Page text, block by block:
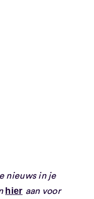
nieuws in je
hier aan voor